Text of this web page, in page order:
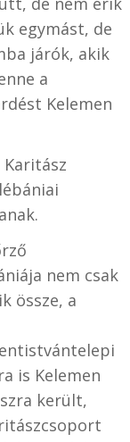
egymást, de
járók, akik
a
Kelemen
nem csak
össze, a
is Kelemen
került,